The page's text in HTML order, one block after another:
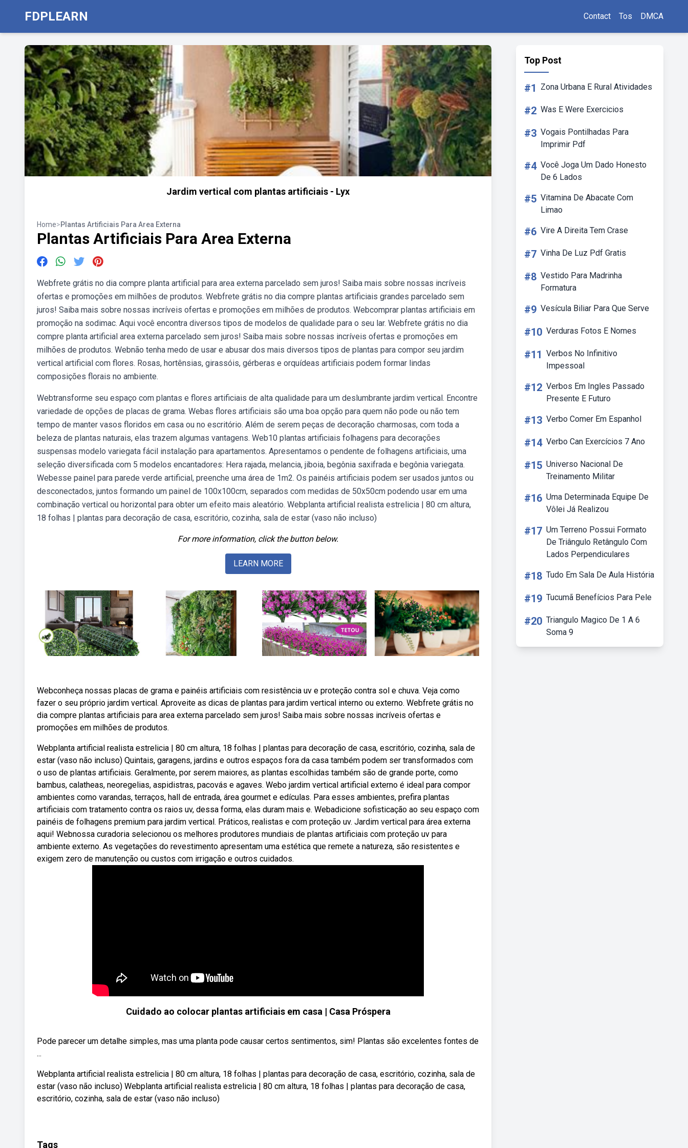
FDPLEARN Contact Tos DMCA
Jardim vertical com plantas artificiais - Lyx
Home>Plantas Artificiais Para Area Externa
Plantas Artificiais Para Area Externa
Webfrete grátis no dia compre planta artificial para area externa parcelado sem juros! Saiba mais sobre nossas incríveis
ofertas e promoções em milhões de produtos. Webfrete grátis no dia compre plantas artificiais grandes parcelado sem
juros! Saiba mais sobre nossas incríveis ofertas e promoções em milhões de produtos. Webcomprar plantas artificiais em
promoção na sodimac. Aqui você encontra diversos tipos de modelos de qualidade para o seu lar. Webfrete grátis no dia
compre planta artificial area externa parcelado sem juros! Saiba mais sobre nossas incríveis ofertas e promoções em
milhões de produtos. Webnão tenha medo de usar e abusar dos mais diversos tipos de plantas para compor seu jardim
vertical artificial com flores. Rosas, hortênsias, girassóis, gérberas e orquídeas artificiais podem formar lindas
composições florais no ambiente.
Webtransforme seu espaço com plantas e flores artificiais de alta qualidade para um deslumbrante jardim vertical. Encontre
variedade de opções de placas de grama. Webas flores artificiais são uma boa opção para quem não pode ou não tem
tempo de manter vasos floridos em casa ou no escritório. Além de serem peças de decoração charmosas, com toda a
beleza de plantas naturais, elas trazem algumas vantagens. Web10 plantas artificiais folhagens para decorações
suspensas modelo variegata fácil instalação para apartamentos. Apresentamos o pendente de folhagens artificiais, uma
seleção diversificada com 5 modelos encantadores: Hera rajada, melancia, jiboia, begônia saxifrada e begônia variegata.
Webesse painel para parede verde artificial, preenche uma área de 1m2. Os painéis artificiais podem ser usados juntos ou
desconectados, juntos formando um painel de 100x100cm, separados com medidas de 50x50cm podendo usar em uma
combinação vertical ou horizontal para obter um efeito mais aleatório. Webplanta artificial realista estrelicia | 80 cm altura,
18 folhas | plantas para decoração de casa, escritório, cozinha, sala de estar (vaso não incluso)
For more information, click the button below.
LEARN MORE
Webconheça nossas placas de grama e painéis artificiais com resistência uv e proteção contra sol e chuva. Veja como
fazer o seu próprio jardim vertical. Aproveite as dicas de plantas para jardim vertical interno ou externo. Webfrete grátis no
dia compre plantas artificiais para area externa parcelado sem juros! Saiba mais sobre nossas incríveis ofertas e
promoções em milhões de produtos.
Webplanta artificial realista estrelicia | 80 cm altura, 18 folhas | plantas para decoração de casa, escritório, cozinha, sala de
estar (vaso não incluso) Quintais, garagens, jardins e outros espaços fora da casa também podem ser transformados com
o uso de plantas artificiais. Geralmente, por serem maiores, as plantas escolhidas também são de grande porte, como
bambus, calatheas, neoregelias, aspidistras, pacovás e agaves. Webo jardim vertical artificial externo é ideal para compor
ambientes como varandas, terraços, hall de entrada, área gourmet e edículas. Para esses ambientes, prefira plantas
artificiais com tratamento contra os raios uv, dessa forma, elas duram mais e. Webadicione sofisticação ao seu espaço com
painéis de folhagens premium para jardim vertical. Práticos, realistas e com proteção uv. Jardim vertical para área externa
aqui! Webnossa curadoria selecionou os melhores produtores mundiais de plantas artificiais com proteção uv para
ambiente externo. As vegetações do revestimento apresentam uma estética que remete a natureza, são resistentes e
exigem zero de manutenção ou custos com irrigação e outros cuidados.
Cuidado ao colocar plantas artificiais em casa | Casa Próspera
Pode parecer um detalhe simples, mas uma planta pode causar certos sentimentos, sim! Plantas são excelentes fontes de
...
Webplanta artificial realista estrelicia | 80 cm altura, 18 folhas | plantas para decoração de casa, escritório, cozinha, sala de
estar (vaso não incluso) Webplanta artificial realista estrelicia | 80 cm altura, 18 folhas | plantas para decoração de casa,
escritório, cozinha, sala de estar (vaso não incluso)
Tags
Top Post
#1 Zona Urbana E Rural Atividades
#2 Was E Were Exercicios
#3 Vogais Pontilhadas Para
Imprimir Pdf
#4 Você Joga Um Dado Honesto
De 6 Lados
#5 Vitamina De Abacate Com
Limao
#6 Vire A Direita Tem Crase
#7 Vinha De Luz Pdf Gratis
#8 Vestido Para Madrinha
Formatura
#9 Vesícula Biliar Para Que Serve
#10 Verduras Fotos E Nomes
#11 Verbos No Infinitivo
Impessoal
#12 Verbos Em Ingles Passado
Presente E Futuro
#13 Verbo Comer Em Espanhol
#14 Verbo Can Exercícios 7 Ano
#15 Universo Nacional De
Treinamento Militar
#16 Uma Determinada Equipe De
Vôlei Já Realizou
#17 Um Terreno Possui Formato
De Triângulo Retângulo Com
Lados Perpendiculares
#18 Tudo Em Sala De Aula História
#19 Tucumã Benefícios Para Pele
#20 Triangulo Magico De 1 A 6
Soma 9